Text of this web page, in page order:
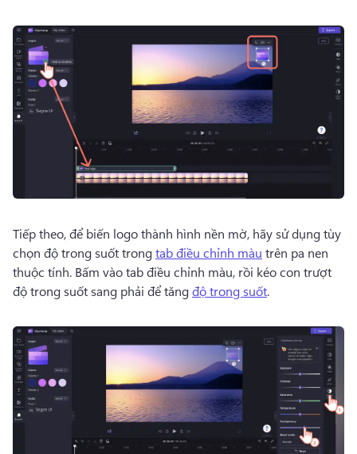
Tiếp theo, để biến logo thành hình nền mờ, hãy sử dụng tùy
chọn độ trong suốt trong tab điều chỉnh màu trên pa nen
thuộc tính. Bấm vào tab điều chỉnh màu, rồi kéo con trượt
độ trong suốt sang phải để tăng độ trong suốt.